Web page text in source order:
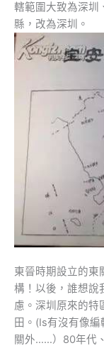
轄範圍大致為深圳
縣，改為深圳。
東晉時期設立的東
構！以後，誰想說
慮。深圳原來的特
田。(Is有沒有像
關外……）80年代